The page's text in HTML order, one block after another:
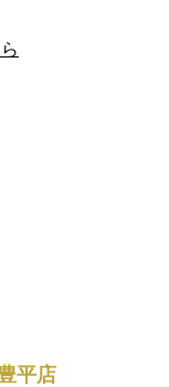
平店